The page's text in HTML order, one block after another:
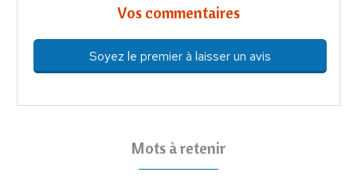
Vos commentaires
Soyez le premier à laisser un avis
Mots à retenir